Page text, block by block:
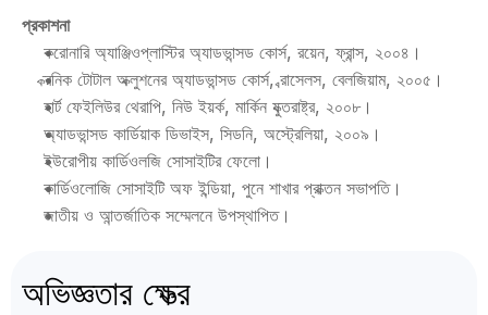
প্রকাশনা
করোনারি অ্যাঞ্জিওপ্লাস্টির অ্যাডভান্সড কোর্স, রয়েন, ফ্রান্স, ২০০৪।
ক্রনিক টোটাল অক্লুশনের অ্যাডভান্সড কোর্স, ব্রাসেলস, বেলজিয়াম, ২০০৫।
হার্ট ফেইলিউর থেরাপি, নিউ ইয়র্ক, মার্কিন যুক্তরাষ্ট্র, ২০০৮।
অ্যাডভান্সড কার্ডিয়াক ডিভাইস, সিডনি, অস্ট্রেলিয়া, ২০০৯।
ইউরোপীয় কার্ডিওলজি সোসাইটির ফেলো।
কার্ডিওলোজি সোসাইটি অফ ইন্ডিয়া, পুনে শাখার প্রাক্তন সভাপতি।
জাতীয় ও আন্তর্জাতিক সম্মেলনে উপস্থাপিত।
অভিজ্ঞতার ক্ষেত্র